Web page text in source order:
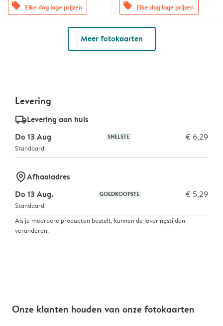
offers Elke dag lage prijzen offers Elke dag lage prijzen
Meer fotokaarten
Levering
delivery_standard_v2Levering aan huis
Do 13 Aug
SNELSTE € 6,29
Standaard
marker-pinAfhaaladres
Do 13 Aug.
GOEDKOOPSTE € 5,29
Standaard
Als je meerdere producten bestelt, kunnen de leveringstijden
veranderen.
Onze klanten houden van onze fotokaarten